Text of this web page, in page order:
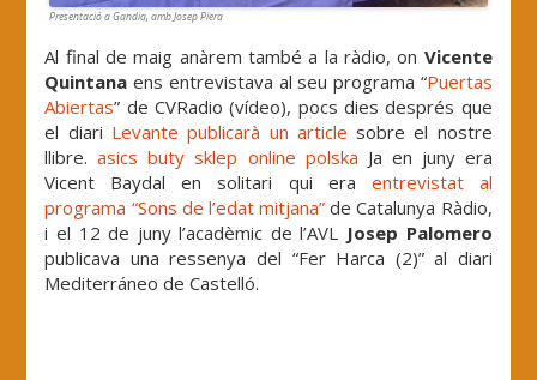
Presentació a Gandia, amb Josep Piera
Al final de maig anàrem també a la ràdio, on Vicente
Quintana ens entrevistava al seu programa “Puertas
Abiertas” de CVRadio (vídeo), pocs dies després que
el diari Levante publicarà un article sobre el nostre
llibre.asics buty sklep online polska Ja en juny era
Vicent Baydal en solitari qui era entrevistat al
programa “Sons de l’edat mitjana” de Catalunya Ràdio,
i el 12 de juny l’acadèmic de l’AVL Josep Palomero
publicava una ressenya del “Fer Harca (2)” al diari
Mediterráneo de Castelló.